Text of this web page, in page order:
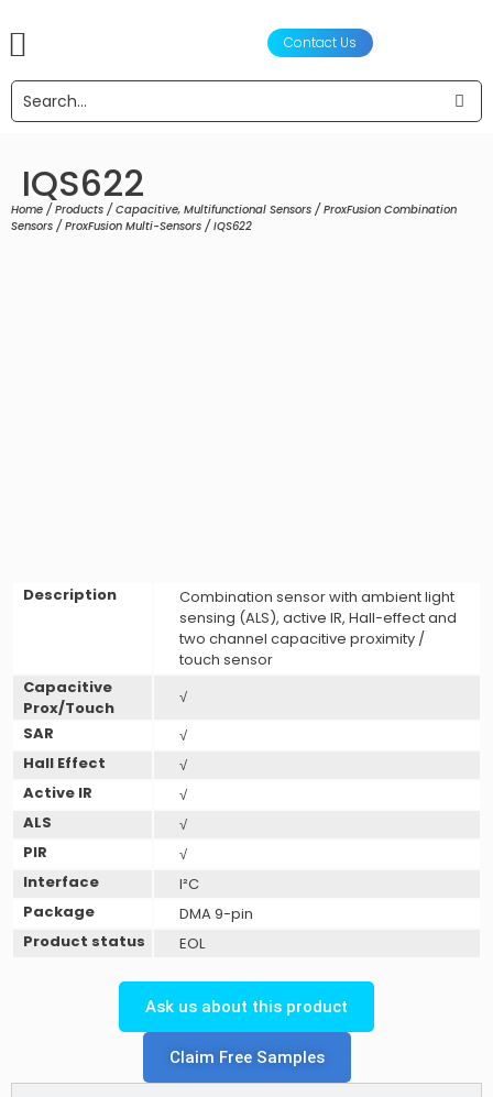
Contact Us
IQS622
Home / Products / Capacitive, Multifunctional Sensors / ProxFusion Combination
Sensors / ProxFusion Multi-Sensors / IQS622
Description
Combination sensor with ambient light
sensing (ALS), active IR, Hall-effect and
two channel capacitive proximity /
touch sensor
Capacitive
Prox/Touch
√
SAR
√
Hall Effect
√
Active IR
√
ALS
√
PIR
√
Interface
I²C
Package
DMA 9-pin
Product status
EOL
Ask us about this product
Claim Free Samples